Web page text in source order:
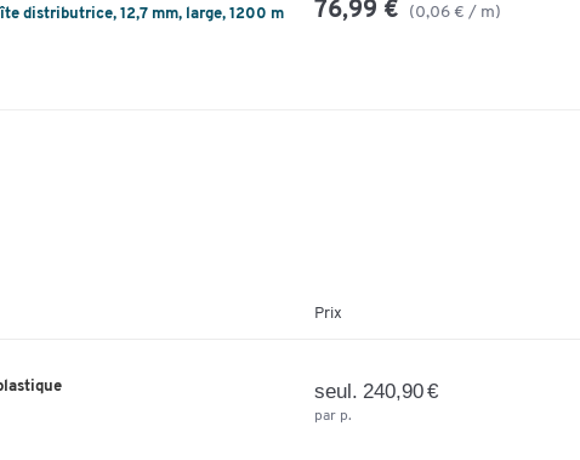
distributrice, 12,7 mm, large, 1200 m
76,99 € (0,06 € / m)
Prix
seul. 240,90 €
par p.